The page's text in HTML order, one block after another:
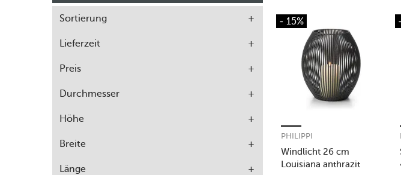
Sortierung
Lieferzeit
Preis
Durchmesser
Höhe
Breite
Länge
- 15%
Windlicht 26 cm
Louisiana anthrazit
PHILIPPI